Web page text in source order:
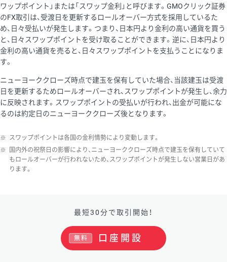
ワップポイント」または「スワップ金利」と呼びます。GMOクリック証券
のFX取引は、受渡日を更新するロールオーバー方式を採用しているた
め、日々受払いが発生します。つまり、日本円より金利の高い通貨を買う
と、日々スワップポイントを受け取ることができます。逆に、日本円より
金利の高い通貨を売ると、日々スワップポイントを支払うことになりま
す。
ニューヨーククローズ時点で建玉を保有していた場合、当該建玉は受渡
日を更新するためロールオーバーされ、スワップポイントが発生し、余力
に反映されます。スワップポイントの受払いが行われ、出金が可能にな
るのは約定日のニューヨーククローズ後となります。
※ スワップポイントは各国の金利情勢により変動します。
※
国内外の祝祭日の影響により、ニューヨーククローズ時点で建玉を保有していて
もロールオーバーが行われないため、スワップポイントが発生しない営業日があ
ります。
最短30分で取引開始！
口座開設
無料